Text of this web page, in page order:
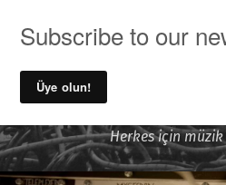
Ufuk Önen ile
Müzik
Herkes için